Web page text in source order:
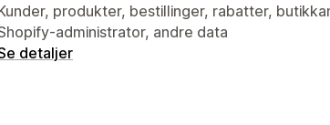
produkter, bestillinger, rabatter,
administrator, andre data
detaljer